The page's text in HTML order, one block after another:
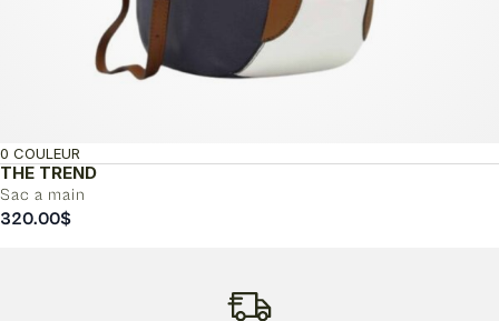
THE TREND
Sac a main
0 COULEUR
320.00$